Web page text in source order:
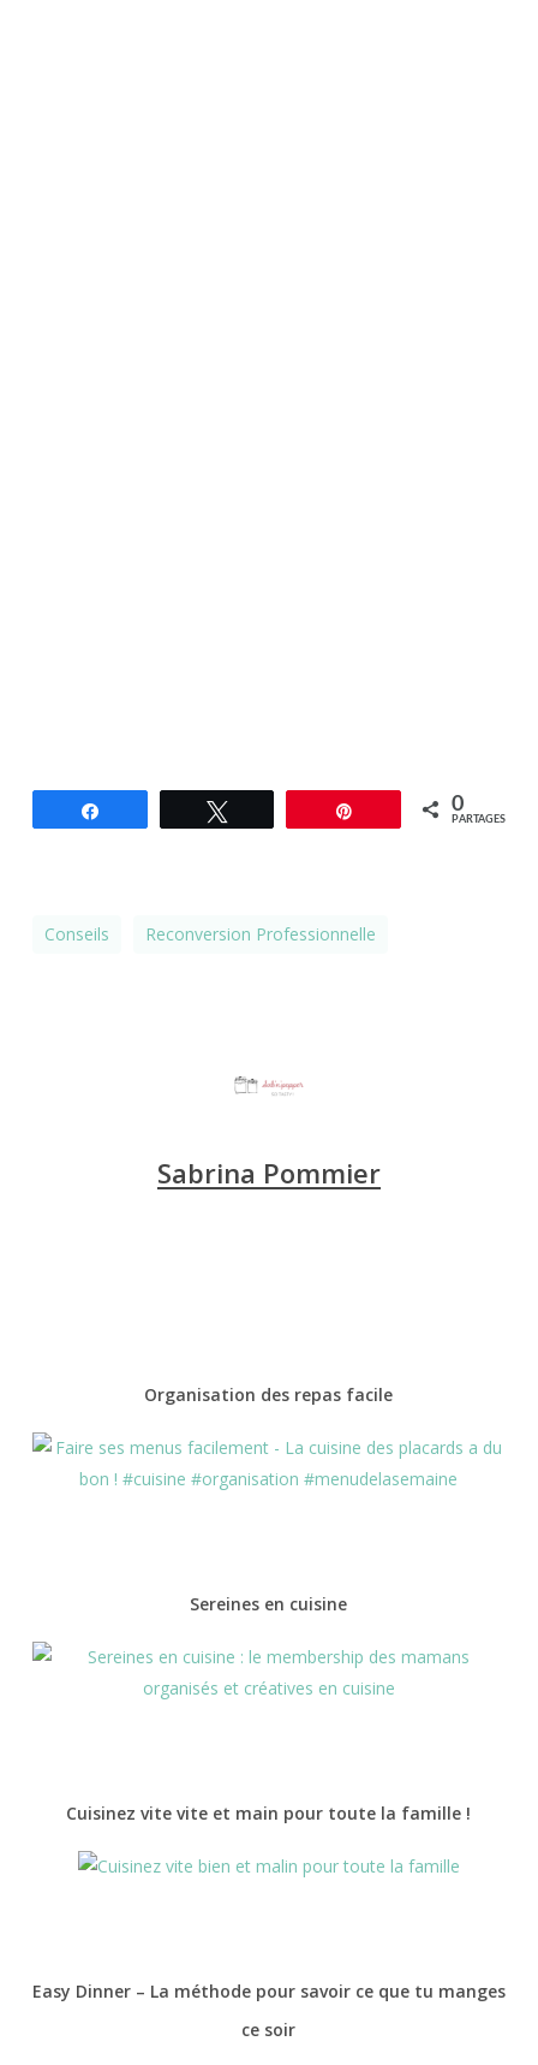
0
PARTAGES
Conseils Reconversion Professionnelle
Sabrina Pommier
Organisation des repas facile
Sereines en cuisine
Cuisinez vite vite et main pour toute la famille !
Easy Dinner – La méthode pour savoir ce que tu manges
ce soir